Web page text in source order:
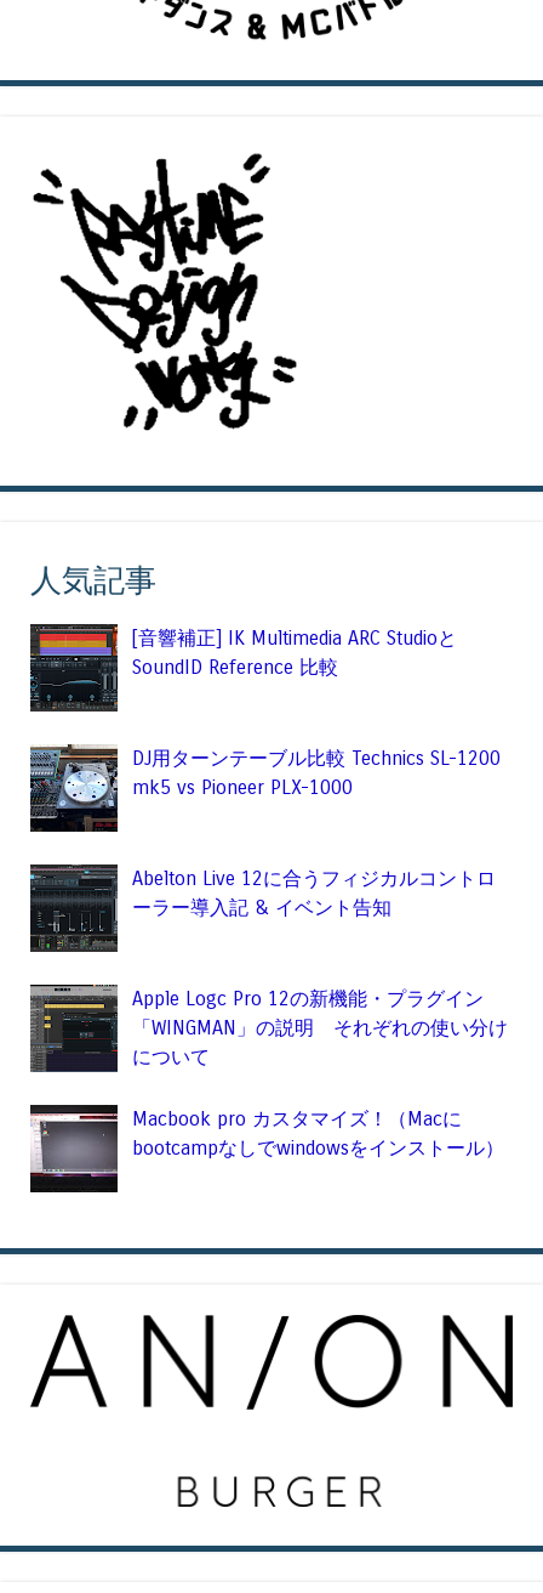
人気記事
[音響補正] IK Multimedia ARC Studioと
SoundID Reference 比較
DJ用ターンテーブル比較 Technics SL-1200
mk5 vs Pioneer PLX-1000
Abelton Live 12に合うフィジカルコントロ
ーラー導入記 & イベント告知
Apple Logc Pro 12の新機能・プラグイン
「WINGMAN」の説明 それぞれの使い分け
について
Macbook pro カスタマイズ！（Macに
bootcampなしでwindowsをインストール）